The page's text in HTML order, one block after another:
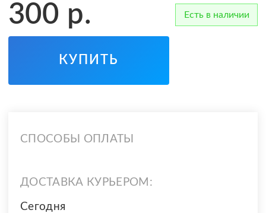
300 р. Есть в наличии
КУПИТЬ
СПОСОБЫ ОПЛАТЫ
ДОСТАВКА КУРЬЕРОМ:
Сегодня